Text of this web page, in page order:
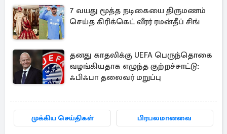
7 வயது மூத்த நடிகையை திருமணம்
செய்த கிரிக்கெட் வீரர் ரமன்தீப் சிங்
தனது காதலிக்கு UEFA பெருந்தொகை
வழங்கியதாக எழுந்த குற்றச்சாட்டு:
ஃபிஃபா தலைவர் மறுப்பு
முக்கிய செய்திகள் பிரபலமானவை